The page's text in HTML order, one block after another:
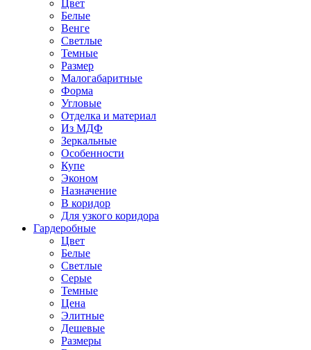
Цвет
Белые
Венге
Светлые
Темные
Размер
Малогабаритные
Форма
Угловые
Отделка и материал
Из МДФ
Зеркальные
Особенности
Купе
Эконом
Назначение
В коридор
Для узкого коридора
Гардеробные
Цвет
Белые
Светлые
Серые
Темные
Цена
Элитные
Дешевые
Размеры